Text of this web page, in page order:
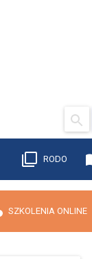
RODO
SZKOLENIA ONLINE